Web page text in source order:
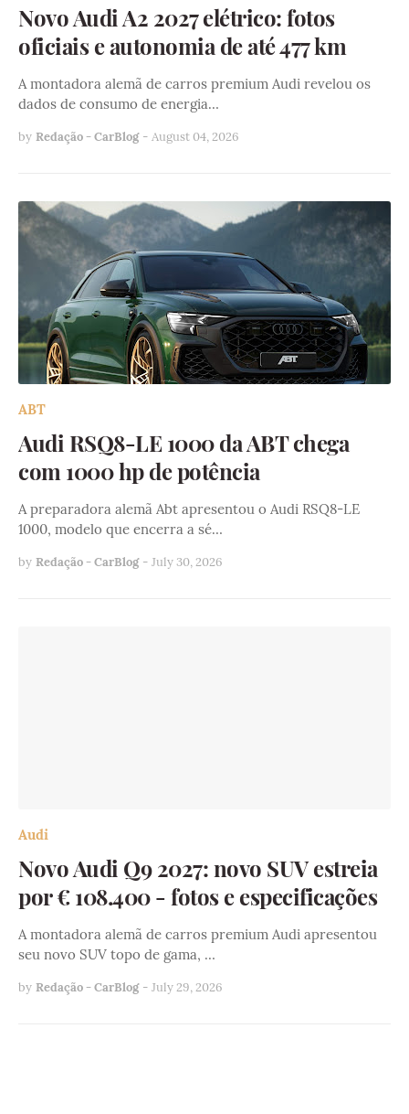
Novo Audi A2 2027 elétrico: fotos
oficiais e autonomia de até 477 km
A montadora alemã de carros premium Audi revelou os
dados de consumo de energia…
by Redação - CarBlog - August 04, 2026
ABT
Audi RSQ8-LE 1000 da ABT chega
com 1000 hp de potência
A preparadora alemã Abt apresentou o Audi RSQ8-LE
1000, modelo que encerra a sé…
by Redação - CarBlog - July 30, 2026
Audi
Novo Audi Q9 2027: novo SUV estreia
por € 108.400 - fotos e especificações
A montadora alemã de carros premium Audi apresentou
seu novo SUV topo de gama, …
by Redação - CarBlog - July 29, 2026